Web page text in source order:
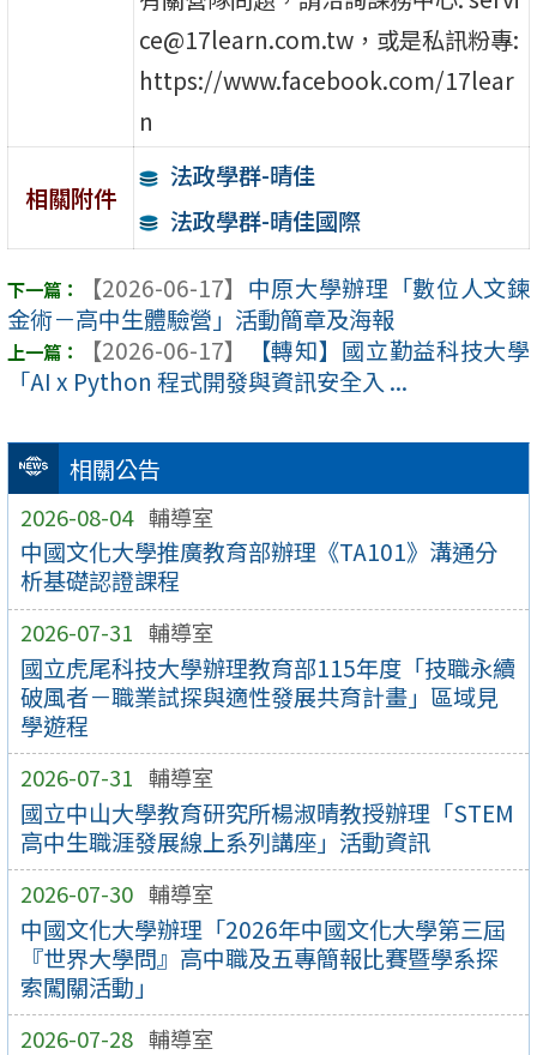
相關公告
2026-08-04 輔導室
中國文化大學推廣教育部辦理《TA101》溝通分
析基礎認證課程
2026-07-31 輔導室
國立虎尾科技大學辦理教育部115年度「技職永續
破風者－職業試探與適性發展共育計畫」區域見
學遊程
2026-07-31 輔導室
國立中山大學教育研究所楊淑晴教授辦理「STEM
高中生職涯發展線上系列講座」活動資訊
2026-07-30 輔導室
中國文化大學辦理「2026年中國文化大學第三屆
『世界大學問』高中職及五專簡報比賽暨學系探
索闖關活動」
2026-07-28 輔導室
ce@17learn.com.tw，或是私訊粉專:
https://www.facebook.com/17lear
n
相關附件
法政學群-晴佳
法政學群-晴佳國際
【2026-06-17】 中原大學辦理「數位人文鍊
金術－高中生體驗營」活動簡章及海報
【2026-06-17】
【轉知】國立勤益科技大學
「AI x Python 程式開發與資訊安全入 ...